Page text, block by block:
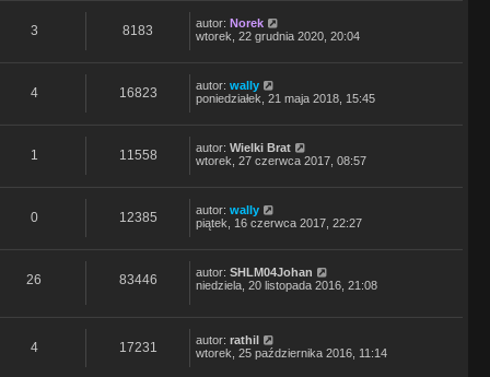
3 8183 autor: Norek
wtorek, 22 grudnia 2020, 20:04
4 16823 autor: wally
poniedziałek, 21 maja 2018, 15:45
1 11558 autor: Wielki Brat
wtorek, 27 czerwca 2017, 08:57
0 12385 autor: wally
piątek, 16 czerwca 2017, 22:27
26 83446 autor: SHLM04Johan
niedziela, 20 listopada 2016, 21:08
4 17231 autor: rathil
wtorek, 25 października 2016, 11:14